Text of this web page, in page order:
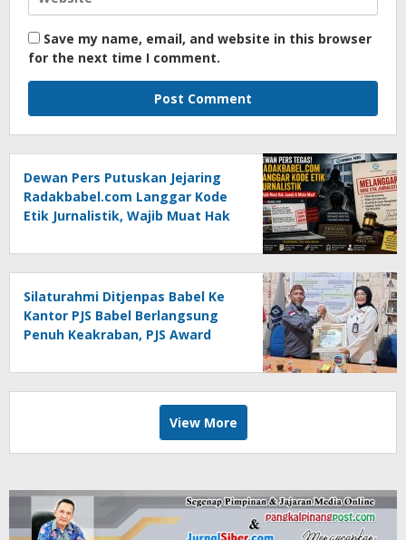
Save my name, email, and website in this browser
for the next time I comment.
Dewan Pers Putuskan Jejaring
Radakbabel.com Langgar Kode
Etik Jurnalistik, Wajib Muat Hak
Silaturahmi Ditjenpas Babel Ke
Kantor PJS Babel Berlangsung
Penuh Keakraban, PJS Award
Agustina
View More